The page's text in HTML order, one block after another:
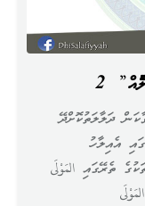
2
ދަލާލަތުކޮށްދޭ
އެއިލާހު
ތެރޭގައި المَوْلَى